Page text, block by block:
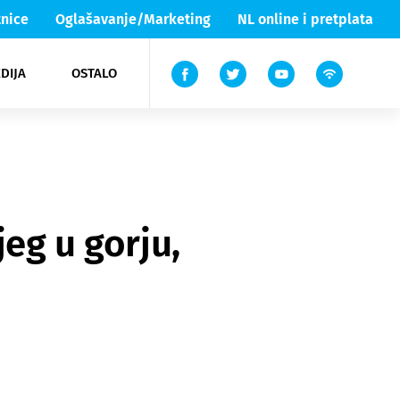
Oglašavanje/Marketing NL online i pretplata
OSTALO
Lika & Senj
TV
u gorju,